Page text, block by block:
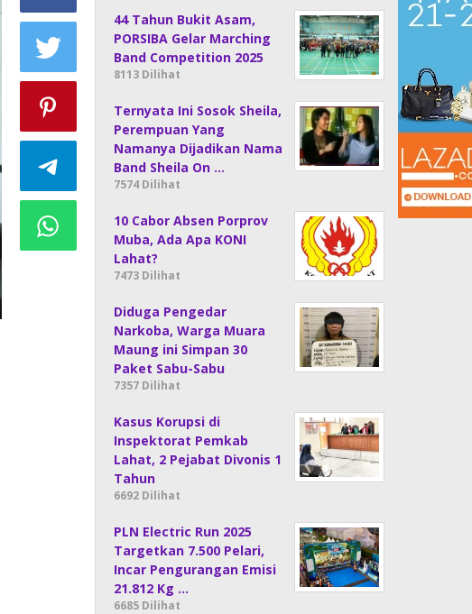
44 Tahun Bukit Asam,
PORSIBA Gelar Marching
Band Competition 2025
8113 Dilihat
Ternyata Ini Sosok Sheila,
Perempuan Yang
Namanya Dijadikan Nama
Band Sheila On …
7574 Dilihat
10 Cabor Absen Porprov
Muba, Ada Apa KONI
Lahat?
7473 Dilihat
Diduga Pengedar
Narkoba, Warga Muara
Maung ini Simpan 30
Paket Sabu-Sabu
7357 Dilihat
Kasus Korupsi di
Inspektorat Pemkab
Lahat, 2 Pejabat Divonis 1
Tahun
6692 Dilihat
PLN Electric Run 2025
Targetkan 7.500 Pelari,
Incar Pengurangan Emisi
21.812 Kg …
6685 Dilihat